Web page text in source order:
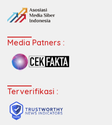
Media Patners :
Terverifikasi :